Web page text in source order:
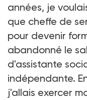
années, je
que cheffe de
pour devenir
abandonné le
d'assistante
indépendante.
j'allais exercer